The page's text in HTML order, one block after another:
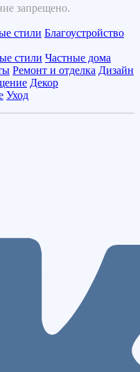
запрещено.
стили Благоустройство
стили Частные дома
Ремонт и отделка Дизайн
Декор
Уход